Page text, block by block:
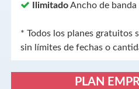
IlimitadoAncho de banda
* Todos los planes gratuitos
sin límites de fechas o
PLAN